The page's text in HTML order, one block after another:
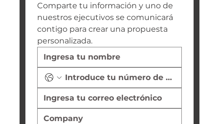
Comparte tu información y uno de
nuestros ejecutivos se comunicará
contigo para crear una propuesta
personalizada.